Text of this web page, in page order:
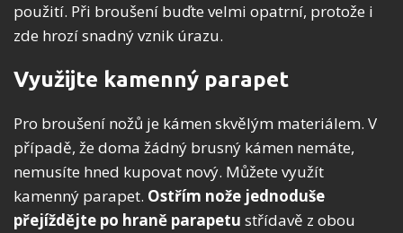
použití. Při broušení buďte velmi opatrní, protože i
zde hrozí snadný vznik úrazu.
Využijte kamenný parapet
Pro broušení nožů je kámen skvělým materiálem. V
případě, že doma žádný brusný kámen nemáte,
nemusíte hned kupovat nový. Můžete využít
kamenný parapet. Ostřím nože jednoduše
přejíždějte po hraně parapetu střídavě z obou